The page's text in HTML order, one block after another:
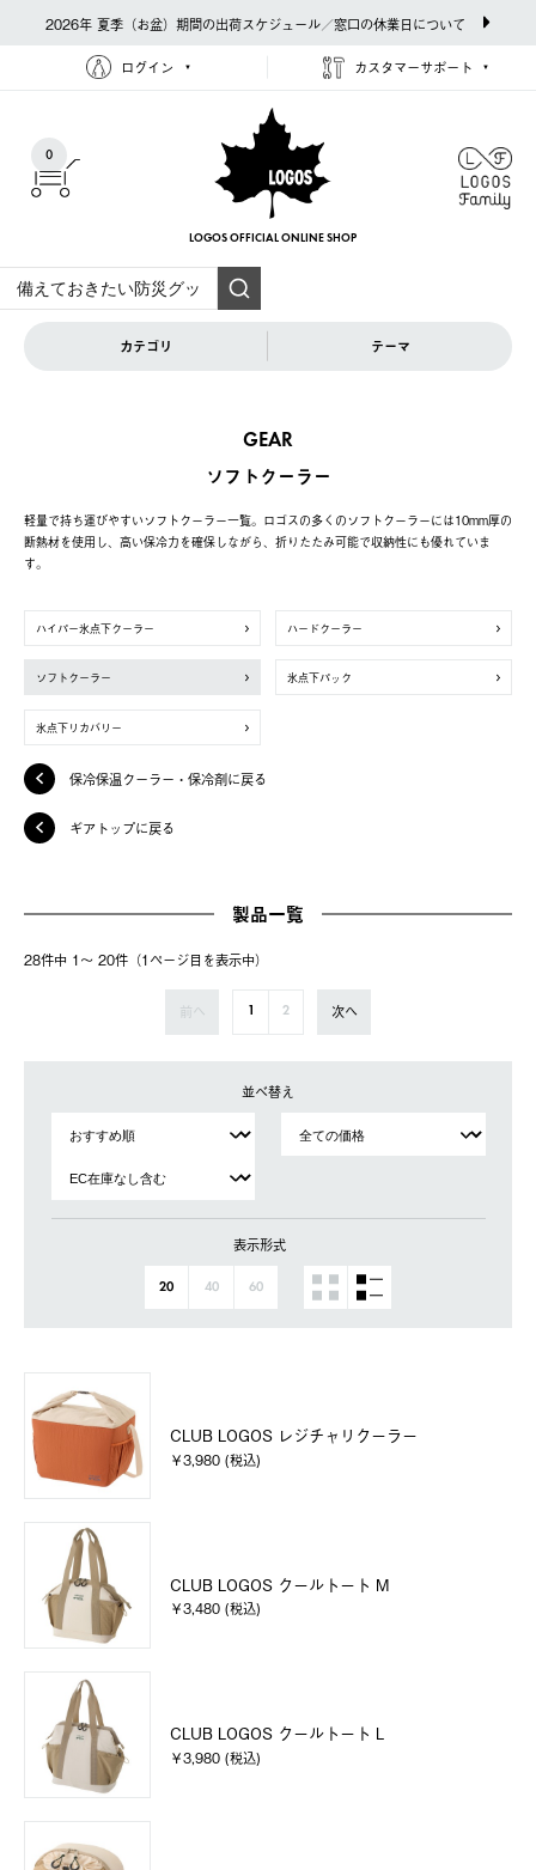
2026年 夏季（お盆）期間の出荷スケジュール／窓口の休業日について
ログイン カスタマーサポート
0
LOGOS OFFICIAL ONLINE SHOP
カテゴリ テーマ
GEAR
ソフトクーラー
軽量で持ち運びやすいソフトクーラー一覧。ロゴスの多くのソフトクーラーには10mm厚の
断熱材を使用し、高い保冷力を確保しながら、折りたたみ可能で収納性にも優れていま
す。
ハイパー氷点下クーラー ハードクーラー
ソフトクーラー 氷点下パック
氷点下リカバリー
保冷保温クーラー・保冷剤に戻る
ギアトップに戻る
製品一覧
28件中 1〜 20件（1ページ⽬を表⽰中）
前へ 1 2 次へ
並べ替え
表示形式
20 40 60
CLUB LOGOS レジチャリクーラー
￥3,980 (税込)
CLUB LOGOS クールトート M
￥3,480 (税込)
CLUB LOGOS クールトート L
￥3,980 (税込)